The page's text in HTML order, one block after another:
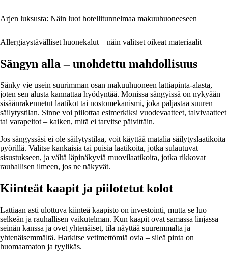
Arjen luksusta: Näin luot hotellitunnelmaa makuuhuoneeseen
Allergiaystävälliset huonekalut – näin valitset oikeat materiaalit
Sängyn alla – unohdettu mahdollisuus
Sänky vie usein suurimman osan makuuhuoneen lattiapinta-alasta,
joten sen alusta kannattaa hyödyntää. Monissa sängyissä on nykyään
sisäänrakennetut laatikot tai nostomekanismi, joka paljastaa suuren
säilytystilan. Sinne voi piilottaa esimerkiksi vuodevaatteet, talvivaatteet
tai varapeitot – kaiken, mitä ei tarvitse päivittäin.
Jos sängyssäsi ei ole säilytystilaa, voit käyttää matalia säilytyslaatikoita
pyörillä. Valitse kankaisia tai puisia laatikoita, jotka sulautuvat
sisustukseen, ja vältä läpinäkyviä muovilaatikoita, jotka rikkovat
rauhallisen ilmeen, jos ne näkyvät.
Kiinteät kaapit ja piilotetut kolot
Lattiaan asti ulottuva kiinteä kaapisto on investointi, mutta se luo
selkeän ja rauhallisen vaikutelman. Kun kaapit ovat samassa linjassa
seinän kanssa ja ovet yhtenäiset, tila näyttää suuremmalta ja
yhtenäisemmältä. Harkitse vetimettömiä ovia – sileä pinta on
huomaamaton ja tyylikäs.